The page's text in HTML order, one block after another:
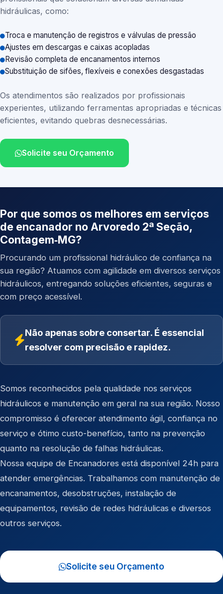
hidráulicas, como:
Troca e manutenção de registros e válvulas de pressão
Ajustes em descargas e caixas acopladas
Revisão completa de encanamentos internos
Substituição de sifões, flexíveis e conexões desgastadas
Os atendimentos são realizados por profissionais
experientes, utilizando ferramentas apropriadas e técnicas
eficientes, evitando quebras desnecessárias.
Solicite seu Orçamento
Por que somos os melhores em serviços
de encanador no Arvoredo 2ª Seção,
Contagem‑MG?
Procurando um profissional hidráulico de confiança na
sua região? Atuamos com agilidade em diversos serviços
hidráulicos, entregando soluções eficientes, seguras e
com preço acessível.
Não apenas sobre consertar. É essencial
resolver com precisão e rapidez.
Somos reconhecidos pela qualidade nos serviços
hidráulicos e manutenção em geral na sua região. Nosso
compromisso é oferecer atendimento ágil, confiança no
serviço e ótimo custo-benefício, tanto na prevenção
quanto na resolução de falhas hidráulicas.
Nossa equipe de Encanadores está disponível 24h para
atender emergências. Trabalhamos com manutenção de
encanamentos, desobstruções, instalação de
equipamentos, revisão de redes hidráulicas e diversos
outros serviços.
Solicite seu Orçamento